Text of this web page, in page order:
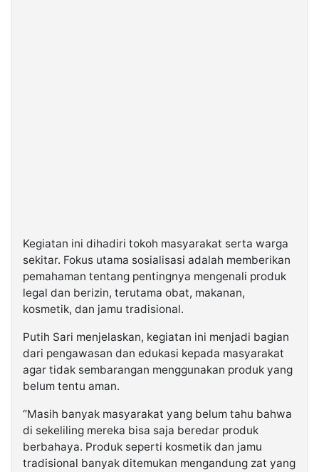
Kegiatan ini dihadiri tokoh masyarakat serta warga
sekitar. Fokus utama sosialisasi adalah memberikan
pemahaman tentang pentingnya mengenali produk
legal dan berizin, terutama obat, makanan,
kosmetik, dan jamu tradisional.
Putih Sari menjelaskan, kegiatan ini menjadi bagian
dari pengawasan dan edukasi kepada masyarakat
agar tidak sembarangan menggunakan produk yang
belum tentu aman.
“Masih banyak masyarakat yang belum tahu bahwa
di sekeliling mereka bisa saja beredar produk
berbahaya. Produk seperti kosmetik dan jamu
tradisional banyak ditemukan mengandung zat yang